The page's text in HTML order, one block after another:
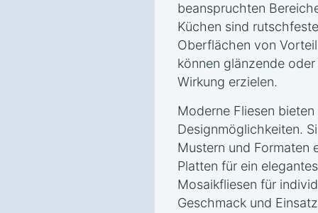
beanspruchten
Küchen sind
Oberflächen von
können glänzende
Wirkung erzielen.
Moderne Fliesen
Designmöglichkeiten.
Mustern und Formaten
Platten für ein
Mosaikfliesen für
Geschmack und